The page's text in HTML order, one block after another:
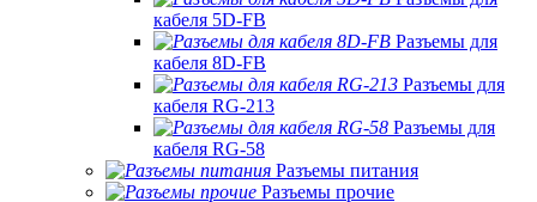
кабеля 5D-FB
Разъемы для
кабеля 8D-FB
Разъемы для
кабеля RG-213
Разъемы для
кабеля RG-58
Разъемы питания
Разъемы прочие